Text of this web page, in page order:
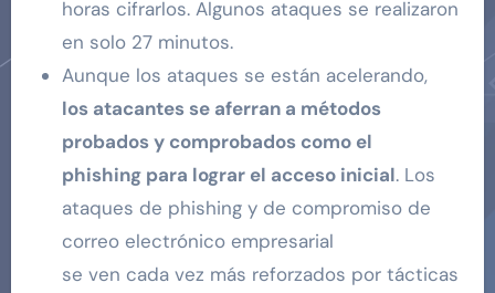
horas cifrarlos. Algunos ataques se realizaron
en solo 27 minutos.
Aunque los ataques se están acelerando,
los atacantes se aferran a métodos
probados y comprobados como el
phishing para lograr el acceso inicial. Los
ataques de phishing y de compromiso de
correo electrónico empresarial
se ven cada vez más reforzados por tácticas